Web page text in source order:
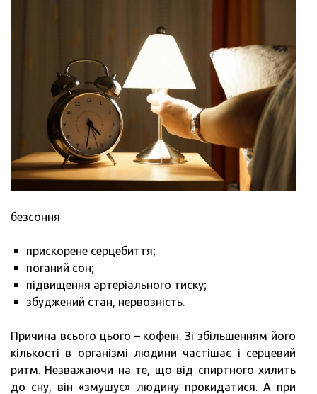
безсоння
прискорене серцебиття;
поганий сон;
підвищення артеріального тиску;
збуджений стан, нервозність.
Причина всього цього – кофеїн. Зі збільшенням його
кількості в організмі людини частішає і серцевий
ритм. Незважаючи на те, що від спиртного хилить
до сну, він «змушує» людину прокидатися. А при